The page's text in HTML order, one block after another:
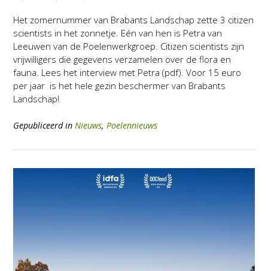
Het zomernummer van Brabants Landschap zette 3 citizen
scientists in het zonnetje. Eén van hen is Petra van
Leeuwen van de Poelenwerkgroep. Citizen scientists zijn
vrijwilligers die gegevens verzamelen over de flora en
fauna. Lees het interview met Petra (pdf). Voor 15 euro
per jaar is het hele gezin beschermer van Brabants
Landschap!
Gepubliceerd in Nieuws, Poelennieuws